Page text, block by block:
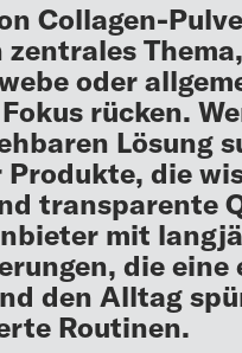
Collagen-
oder
rücken.
Lösung
die
transparente
mit
die eine
den Alltag
Routinen.